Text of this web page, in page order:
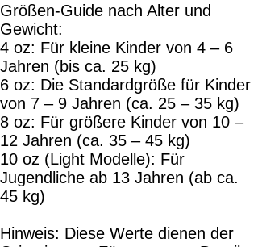
Größen-Guide nach Alter und
Gewicht:
4 oz: Für kleine Kinder von 4 – 6
Jahren (bis ca. 25 kg)
6 oz: Die Standardgröße für Kinder
von 7 – 9 Jahren (ca. 25 – 35 kg)
8 oz: Für größere Kinder von 10 –
12 Jahren (ca. 35 – 45 kg)
10 oz (Light Modelle): Für
Jugendliche ab 13 Jahren (ab ca.
45 kg)
Hinweis: Diese Werte dienen der